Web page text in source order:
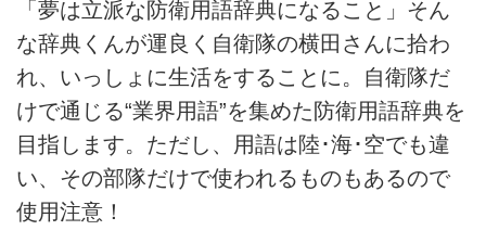
「夢は立派な防衛用語辞典になること」そん
な辞典くんが運良く自衛隊の横田さんに拾わ
れ、いっしょに生活をすることに。自衛隊だ
けで通じる“業界用語”を集めた防衛用語辞典を
目指します。ただし、用語は陸･海･空でも違
い、その部隊だけで使われるものもあるので
使用注意！